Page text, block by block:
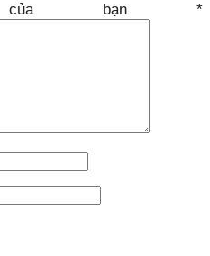
của bạn *